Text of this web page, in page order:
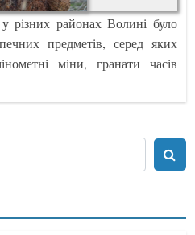
різних районах Волині було
предметів, серед яких
міни, гранати часів